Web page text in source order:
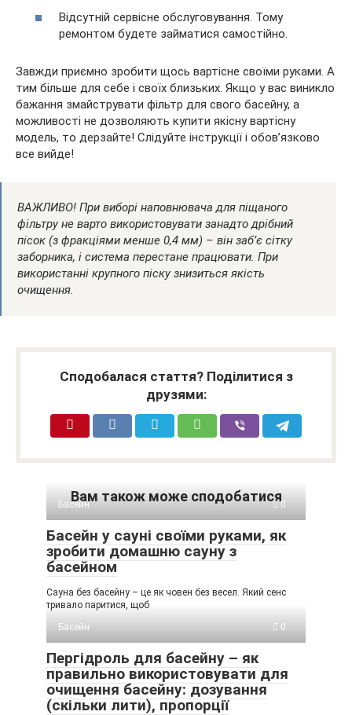
Відсутній сервісне обслуговування. Тому
ремонтом будете займатися самостійно.
Завжди приємно зробити щось вартісне своїми руками. А
тим більше для себе і своїх близьких. Якщо у вас виникло
бажання змайструвати фільтр для свого басейну, а
можливості не дозволяють купити якісну вартісну
модель, то дерзайте! Слідуйте інструкції і обов’язково
все вийде!
ВАЖЛИВО! При виборі наповнювача для піщаного
фільтру не варто використовувати занадто дрібний
пісок (з фракціями менше 0,4 мм) – він заб’є сітку
заборника, і система перестане працювати. При
використанні крупного піску знизиться якість
очищення.
Сподобалася стаття? Поділитися з
друзями:
Вам також може сподобатися
Басейн 0
Басейн у сауні своїми руками, як
зробити домашню сауну з
басейном
Сауна без басейну – це як човен без весел. Який сенс
тривало паритися, щоб
Басейн
0
Пергідроль для басейну – як
правильно використовувати для
очищення басейну: дозування
(скільки лити), пропорції